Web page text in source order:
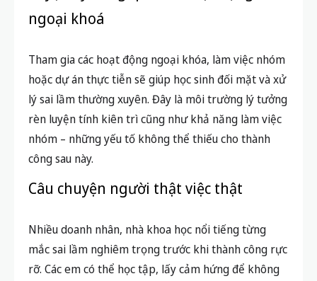
ngoại khoá
Tham gia các hoạt động ngoại khóa, làm việc nhóm
hoặc dự án thực tiễn sẽ giúp học sinh đối mặt và xử
lý sai lầm thường xuyên. Đây là môi trường lý tưởng
rèn luyện tính kiên trì cũng như khả năng làm việc
nhóm – những yếu tố không thể thiếu cho thành
công sau này.
Câu chuyện người thật việc thật
Nhiều doanh nhân, nhà khoa học nổi tiếng từng
mắc sai lầm nghiêm trọng trước khi thành công rực
rỡ. Các em có thể học tập, lấy cảm hứng để không